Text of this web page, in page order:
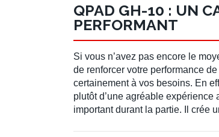
QPAD GH-10 : UN
PERFORMANT
Si vous n’avez pas encore le
de renforcer votre performance
certainement à vos besoins. En
plutôt d’une agréable
important durant la partie. Il crée